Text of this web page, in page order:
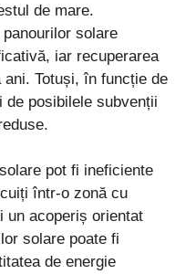
de mare.
solare
iar recuperarea
Totuși, în funcție de
posibilele subvenții
pot fi ineficiente
într-o zonă cu
un acoperiș orientat
solare poate fi
de energie